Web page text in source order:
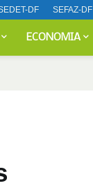
DF SEFAZ-DF
ECONOMIA